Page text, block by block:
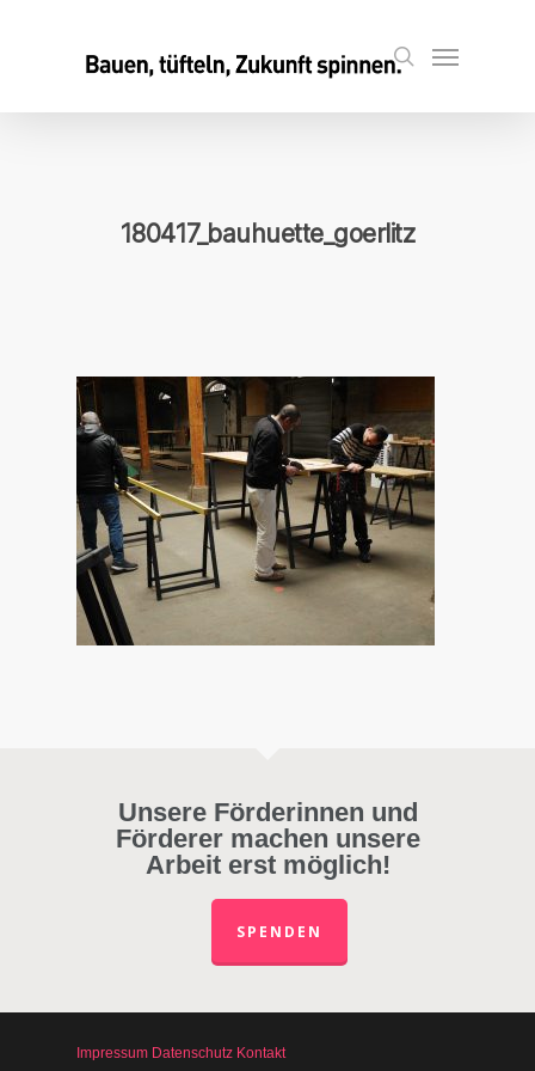
search
Menu
180417_bauhuette_goerlitz
Unsere Förderinnen und
Förderer machen unsere
Arbeit erst möglich!
SPENDEN
Impressum Datenschutz Kontakt